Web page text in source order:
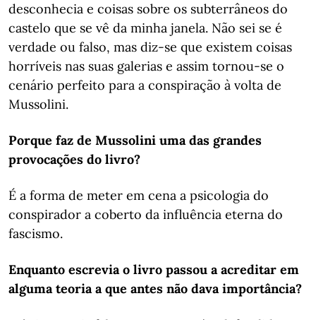
desconhecia e coisas sobre os subterrâneos do
castelo que se vê da minha janela. Não sei se é
verdade ou falso, mas diz-se que existem coisas
horríveis nas suas galerias e assim tornou-se o
cenário perfeito para a conspiração à volta de
Mussolini.
Porque faz de Mussolini uma das grandes
provocações do livro?
É a forma de meter em cena a psicologia do
conspirador a coberto da influência eterna do
fascismo.
Enquanto escrevia o livro passou a acreditar em
alguma teoria a que antes não dava importância?